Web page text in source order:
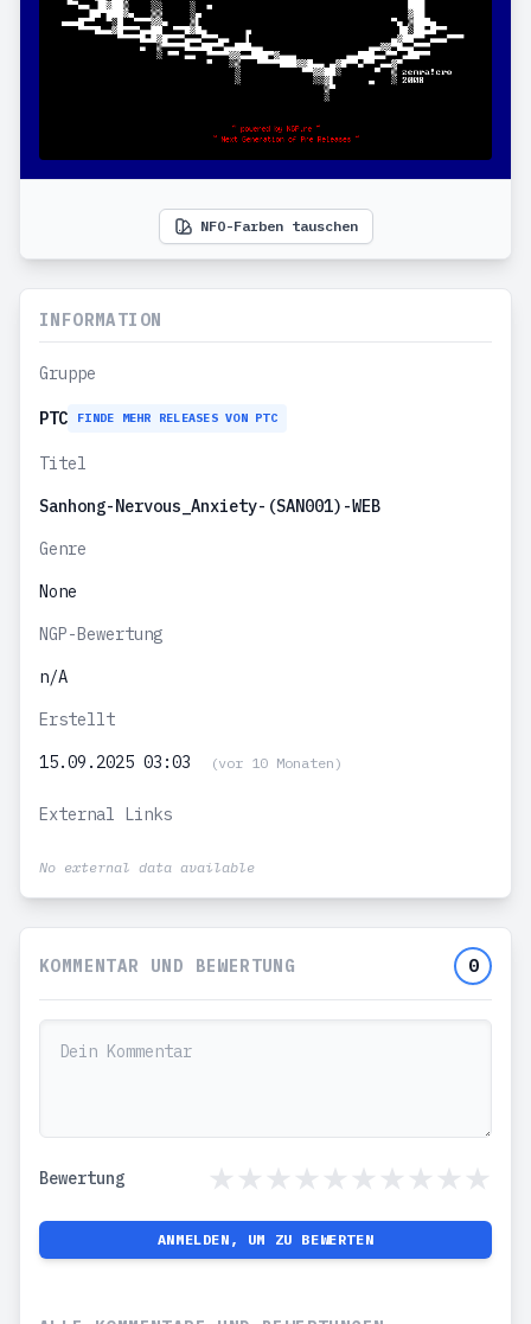
NFO-Farben tauschen
INFORMATION
Gruppe
PTC FINDE MEHR RELEASES VON PTC
Titel
Sanhong-Nervous_Anxiety-(SAN001)-WEB
Genre
None
NGP-Bewertung
n/A
Erstellt
15.09.2025 03:03
(vor 10 Monaten)
External Links
No external data available
KOMMENTAR UND BEWERTUNG 0
Bewertung
ANMELDEN, UM ZU BEWERTEN